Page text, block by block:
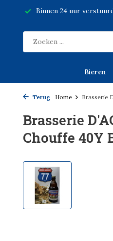
Binnen 24 uur
Bieren
Terug Home Brasserie
Brasserie
Chouffe 40Y